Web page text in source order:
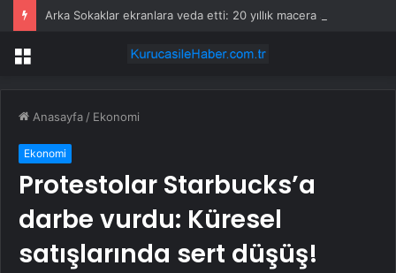
Menü
Anasayfa / Ekonomi
Ekonomi
Protestolar Starbucks’a
darbe vurdu: Küresel
satışlarında sert düşüş!